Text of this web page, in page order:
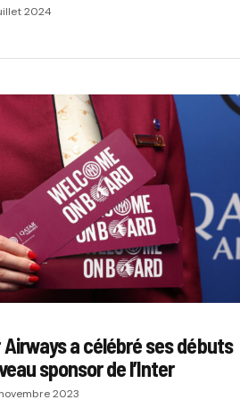
2024
a célébré ses débuts
sponsor de l’Inter
2023